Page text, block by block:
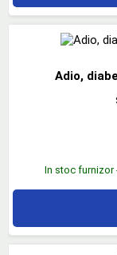
Adio,
In stoc furnizor